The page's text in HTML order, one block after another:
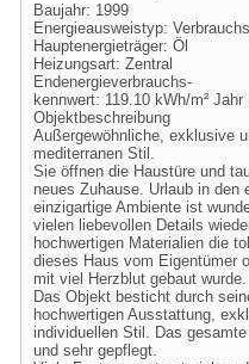
Baujahr: 1999
Energieausweistyp:
Hauptenergieträger: Öl
Heizungsart: Zentral
Endenergieverbrauchs-
kennwert: 119.10 kWh/m²
Objektbeschreibung
Außergewöhnliche, exklusive
mediterranen Stil.
Sie öffnen die Haustüre und
neues Zuhause. Urlaub in den
einzigartige Ambiente ist
vielen liebevollen Details
hochwertigen Materialien die
dieses Haus vom Eigentümer
mit viel Herzblut gebaut wurde.
Das Objekt besticht durch
hochwertigen Ausstattung,
individuellen Stil. Das
und sehr gepflegt.